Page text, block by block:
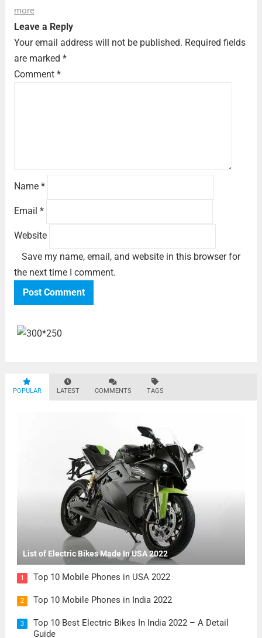
more
Leave a Reply
Your email address will not be published. Required fields
are marked *
Comment *
Name *
Email *
Website
Save my name, email, and website in this browser for
the next time I comment.
POPULAR LATEST COMMENTS TAGS
List of Electric Bikes Made In USA 2022
1 Top 10 Mobile Phones in USA 2022
2 Top 10 Mobile Phones in India 2022
3
Top 10 Best Electric Bikes In India 2022 – A Detail
Guide